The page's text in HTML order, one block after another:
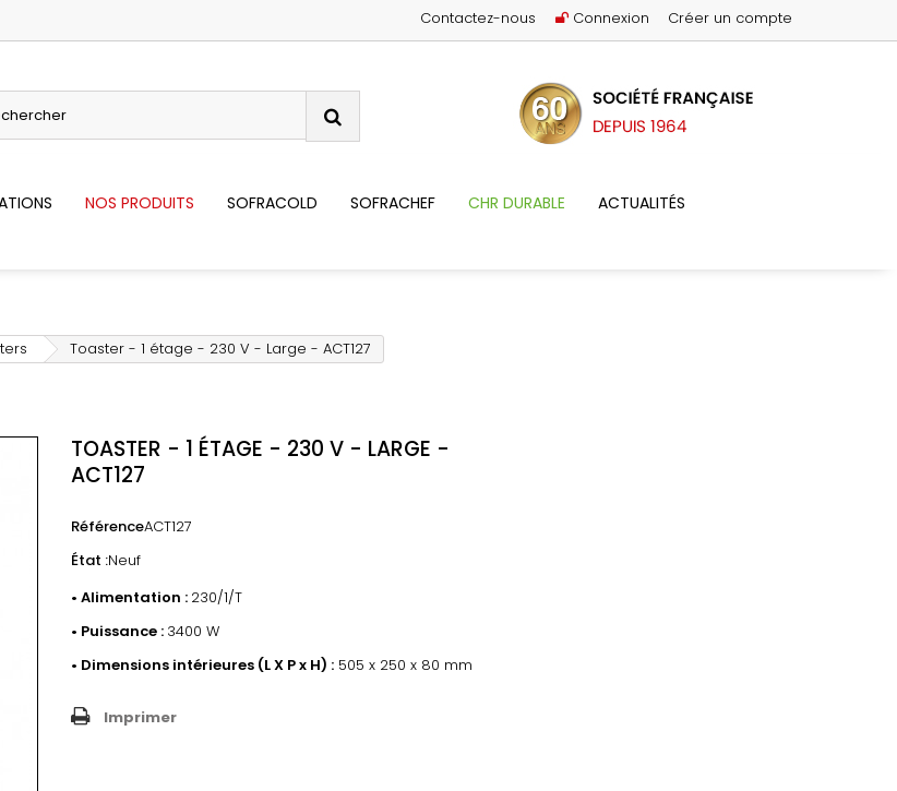
Créer un compte
Connexion
Contactez-nous
NOS PRODUITS SOFRACOLD SOFRACHEF CHR DURABLE ACTUALITÉS
Toaster - 1 étage - 230 V - Large - ACT127
TOASTER - 1 ÉTAGE - 230 V - LARGE -
ACT127
RéférenceACT127
État :Neuf
• Alimentation : 230/1/T
• Puissance : 3400 W
• Dimensions intérieures (L X P x H) : 505 x 250 x 80 mm
Imprimer